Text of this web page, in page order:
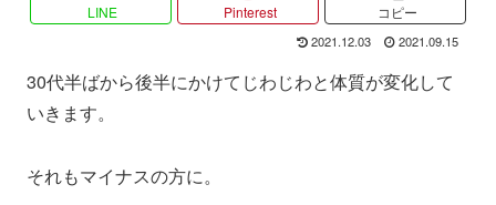
LINE Pinterest コピー
2021.12.03 2021.09.15
30代半ばから後半にかけてじわじわと体質が変化して
いきます。
それもマイナスの方に。